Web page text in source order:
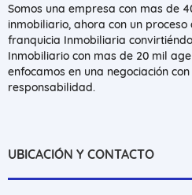
Somos una empresa con mas de
inmobiliario, ahora con un proceso
franquicia Inmobiliaria
Inmobiliario con mas de 20 mil
enfocamos en una negociación
responsabilidad.
UBICACIÓN Y CONTACTO